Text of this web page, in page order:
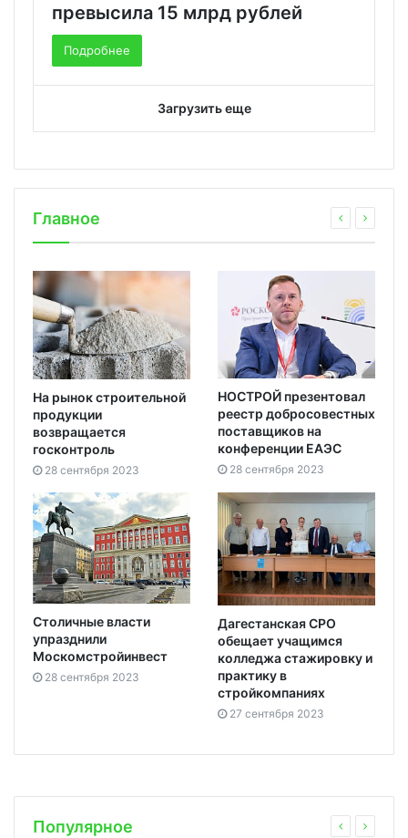
превысила 15 млрд рублей
Подробнее
Загрузить еще
Главное
На рынок строительной
продукции
возвращается
госконтроль
28 сентября 2023
НОСТРОЙ презентовал
реестр добросовестных
поставщиков на
конференции ЕАЭС
28 сентября 2023
Столичные власти
упразднили
Москомстройинвест
28 сентября 2023
Дагестанская СРО
обещает учащимся
колледжа стажировку и
практику в
стройкомпаниях
27 сентября 2023
Популярное